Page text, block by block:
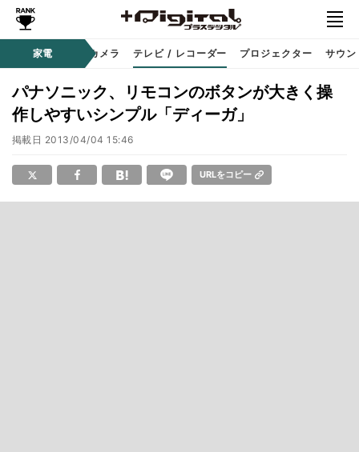
家電 カメラ テレビ / レコーダー プロジェクター サウ
パナソニック、リモコンのボタンが大きく操
作しやすいシンプル「ディーガ」
掲載日 2013/04/04 15:46
URLをコピー